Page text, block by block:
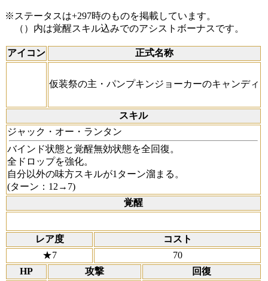
※ステータスは+297時のものを掲載しています。
（）内は覚醒スキル込みでのアシストボーナスです。
アイコン 正式名称
仮装祭の主・パンプキンジョーカーのキャンディ
スキル
ジャック・オー・ランタン
バインド状態と覚醒無効状態を全回復。
全ドロップを強化。
自分以外の味方スキルが1ターン溜まる。
(ターン：12→7)
覚醒
レア度
コスト
★7
70
HP
攻撃
回復